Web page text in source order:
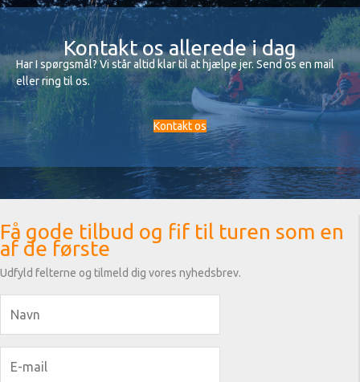
Kontakt os allerede i dag
Har I spørgsmål? Vi står altid klar til at hjælpe jer. Send os en mail
eller ring til os.
Kontakt os
Få gode tilbud og fif til turen som en
af de første
Udfyld felterne og tilmeld dig vores nyhedsbrev.